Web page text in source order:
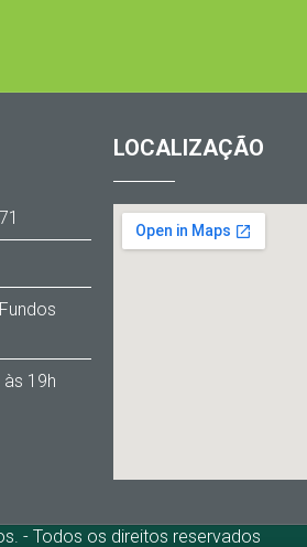
19h
LOCALIZAÇÃO
- Todos os direitos reservados